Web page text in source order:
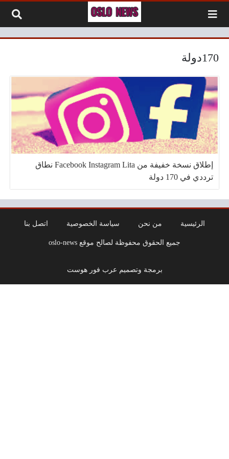
170دولة
إطلاق نسخة خفيفة من Facebook Instagram Lita نطاق
ترددي في 170 دولة
الرئيسية من نحن سياسة الخصوصية اتصل بنا
جميع الحقوق محفوظة لصالح موقع oslo-news
برمجة وتصميم عرب فور هوست